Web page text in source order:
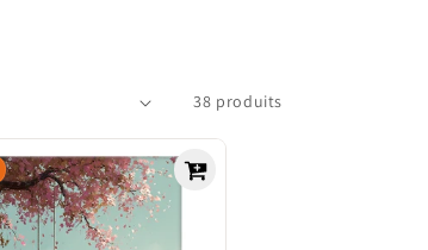
38 produits